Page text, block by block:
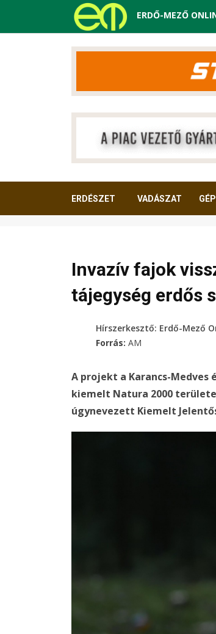
ERDŐ-MEZŐ
ERDÉSZET VADÁSZAT
Invazív fajok
tájegység erdős
Hírszerkesztő: Erdő-Mező
Forrás: AM
A projekt a Karancs-
kiemelt Natura 2000
úgynevezett Kiemelt